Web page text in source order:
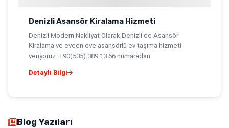
Denizli Asansör Kiralama Hizmeti
Denizli Modern Nakliyat Olarak Denizli de Asansör
Kiralama ve evden eve asansörlü ev taşıma hizmeti
veriyoruz. +90(535) 389 13 66 numaradan
Detaylı Bilgi
Blog Yazıları